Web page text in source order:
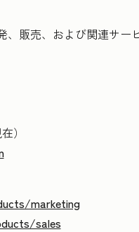
、販売、および関連サー
）
marketing
sales